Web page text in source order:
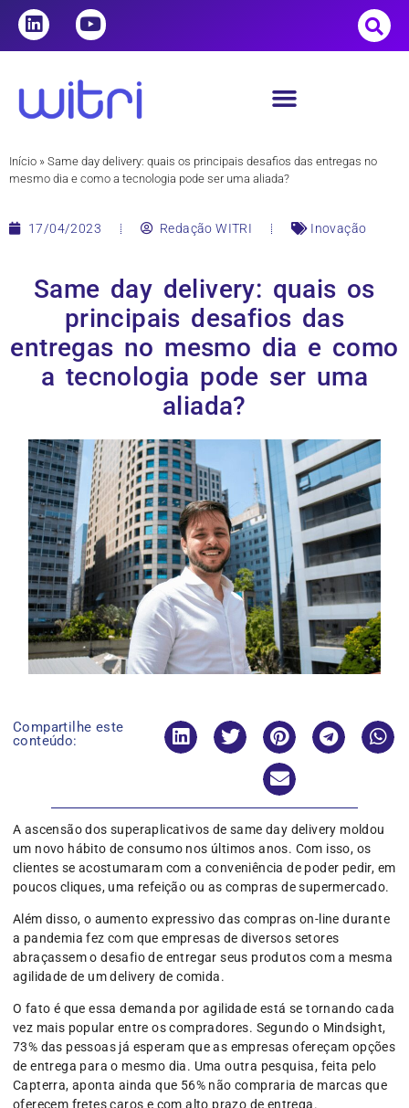
Início » Same day delivery: quais os principais desafios das entregas no
mesmo dia e como a tecnologia pode ser uma aliada?
17/04/2023 Redação WITRI Inovação
Same day delivery: quais os
principais desafios das
entregas no mesmo dia e como
a tecnologia pode ser uma
aliada?
Compartilhe este
conteúdo:
A ascensão dos superaplicativos de same day delivery moldou
um novo hábito de consumo nos últimos anos. Com isso, os
clientes se acostumaram com a conveniência de poder pedir, em
poucos cliques, uma refeição ou as compras de supermercado.
Além disso, o aumento expressivo das compras on-line durante
a pandemia fez com que empresas de diversos setores
abraçassem o desafio de entregar seus produtos com a mesma
agilidade de um delivery de comida.
O fato é que essa demanda por agilidade está se tornando cada
vez mais popular entre os compradores. Segundo o Mindsight,
73% das pessoas já esperam que as empresas ofereçam opções
de entrega para o mesmo dia. Uma outra pesquisa, feita pelo
Capterra, aponta ainda que 56% não compraria de marcas que
oferecem fretes caros e com alto prazo de entrega.